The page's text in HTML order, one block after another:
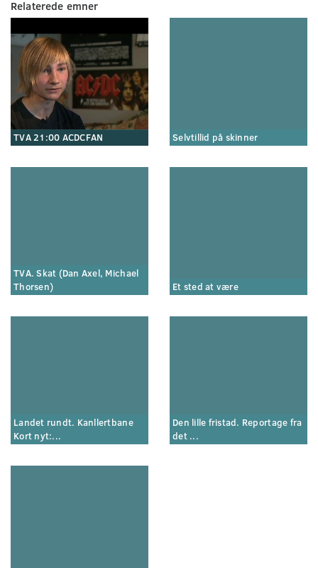
Relaterede emner
TVA 21:00 ACDCFAN Selvtillid på skinner
TVA. Skat (Dan Axel, Michael
Thorsen)
Et sted at være
Landet rundt. Kanllertbane
Kort nyt:...
Den lille fristad. Reportage fra
det ...